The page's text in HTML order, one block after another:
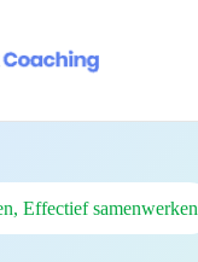
Effectief samenwerken